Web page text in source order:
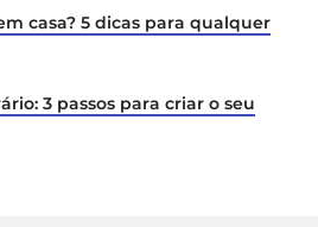
. Ambiente CM-Porto.
porto.pt/parques-e-
de-cristal
Porto. (2026).Parque da
Porto.
casa? 5 dicas para qualquer
3 passos para criar o seu